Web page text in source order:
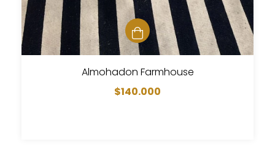
Almohadon Farmhouse
$140.000